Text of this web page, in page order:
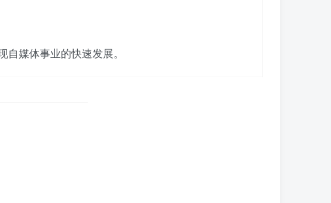
媒体事业的快速发展。